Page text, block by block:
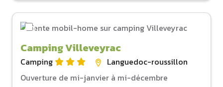
Camping Villeveyrac
Camping
Languedoc-roussillon
Ouverture de mi-janvier à mi-décembre